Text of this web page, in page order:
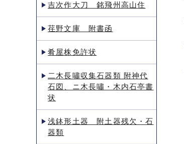
吉次作大刀 銘飛州高山住
荏野文庫 附書函
肴屋株免許状
二木長嘯収集石器類 附神代
石図、ニ木長嘯・木内石亭書
状
浅鉢形土器 附土器残欠・石
器類